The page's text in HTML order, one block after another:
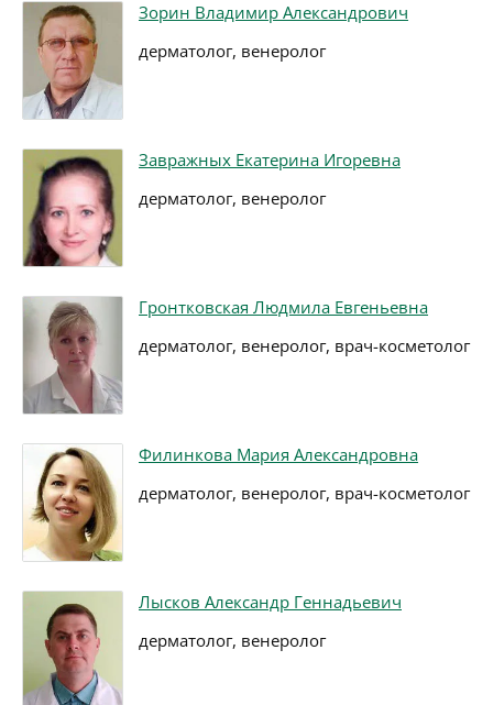
Зорин Владимир Александрович
дерматолог, венеролог
Завражных Екатерина Игоревна
дерматолог, венеролог
Гронтковская Людмила Евгеньевна
дерматолог, венеролог, врач-косметолог
Филинкова Мария Александровна
дерматолог, венеролог, врач-косметолог
Лысков Александр Геннадьевич
дерматолог, венеролог